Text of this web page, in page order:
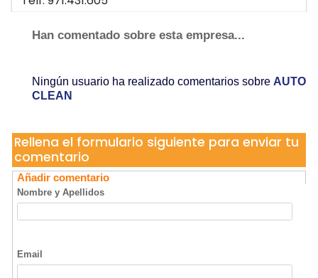
Han comentado sobre esta empresa...
Ningún usuario ha realizado comentarios sobre AUTO
CLEAN